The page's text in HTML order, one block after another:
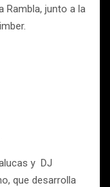
Rambla, junto a la
y DJ
que desarrolla